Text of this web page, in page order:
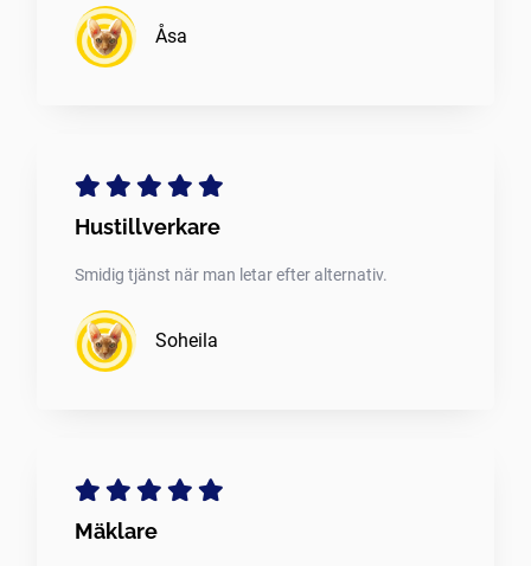
Åsa
Hustillverkare
Smidig tjänst när man letar efter alternativ.
Soheila
Mäklare